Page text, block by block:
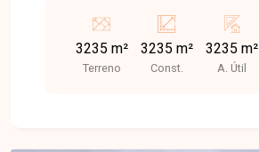
ampla em região estratégica.
3235 m²
Terreno
3235 m²
Const.
3235 m²
A. Útil